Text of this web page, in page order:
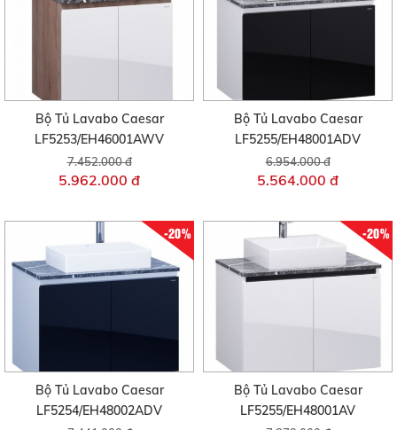
Bộ Tủ Lavabo Caesar
LF5253/EH46001AWV
7.452.000 đ
5.962.000 đ
Bộ Tủ Lavabo Caesar
LF5255/EH48001ADV
6.954.000 đ
5.564.000 đ
-20%
Bộ Tủ Lavabo Caesar
LF5254/EH48002ADV
-20%
Bộ Tủ Lavabo Caesar
LF5255/EH48001AV